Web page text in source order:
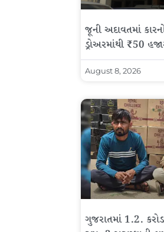
જૂની અદાવતમાં
ડ્રોઅરમાંથી ₹50
August 8, 2026
ગુજરાતમાં 1.2. કરોડ